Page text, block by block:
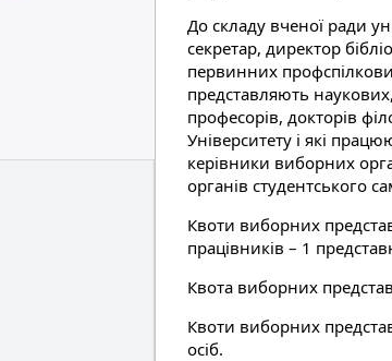
До складу вченої ради
секретар, директор
первинних
представляють
професорів, докторів
Університету і які
керівники виборних
органів студентського
Квоти виборних
працівників – 1
Квота виборних
Квоти виборних
осіб.